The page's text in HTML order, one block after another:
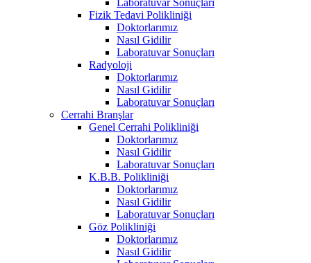
Fizik Tedavi Polikliniği
Doktorlarımız
Nasıl Gidilir
Laboratuvar Sonuçları
Radyoloji
Doktorlarımız
Nasıl Gidilir
Laboratuvar Sonuçları
Cerrahi Branşlar
Genel Cerrahi Polikliniği
Doktorlarımız
Nasıl Gidilir
Laboratuvar Sonuçları
K.B.B. Polikliniği
Doktorlarımız
Nasıl Gidilir
Laboratuvar Sonuçları
Göz Polikliniği
Doktorlarımız
Nasıl Gidilir